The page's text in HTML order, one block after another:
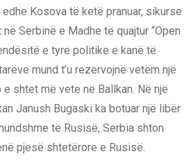
edhe Kosova të ketë pranuar, sikurse
Serbinë e Madhe të quajtur “Open
e tyre politike e kanë të
mund t’u rezervojnë vetëm një
shtet më vete në Ballkan. Në një
Janush Bugaski ka botuar një libër
të Rusisë, Serbia shton
pjesë shtetërore e Rusisë.